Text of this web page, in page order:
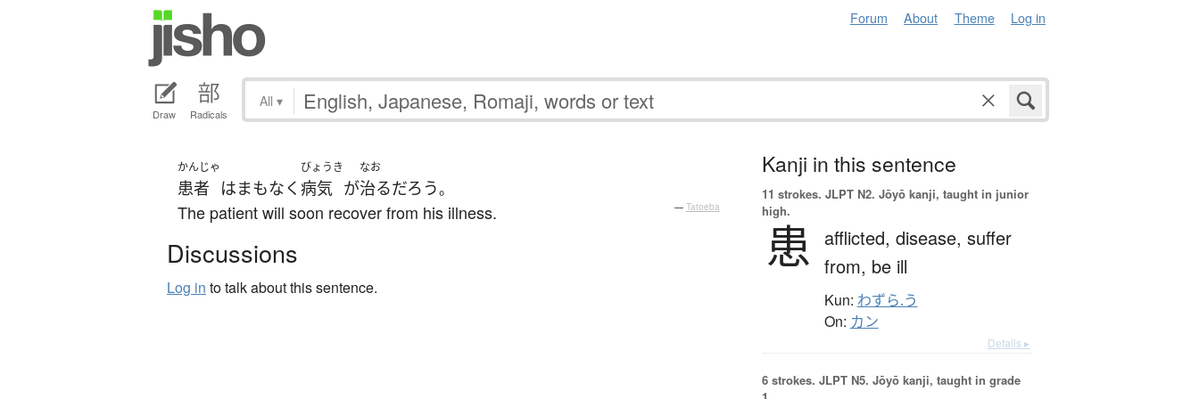
Forum About Theme Log in
Draw Radicals
All ▾
かんじゃ
患者 はまもなく
びょうき
病気 が
なお
治るだろう。
The patient will soon recover from his illness. — Tatoeba
Discussions
Log in to talk about this sentence.
Kanji in this sentence
11 strokes. JLPT N2. Jōyō kanji, taught in junior
high.
患 afflicted, disease, suffer
from, be ill
Kun: わずら.う
On: カン
Details ▸
6 strokes. JLPT N5. Jōyō kanji, taught in grade